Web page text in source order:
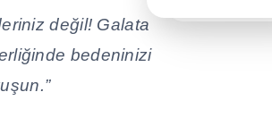
değil! Galata
bedeninizi